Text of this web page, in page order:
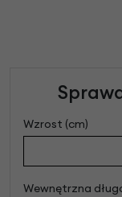
Wzrost (cm)
Wewnętrzna